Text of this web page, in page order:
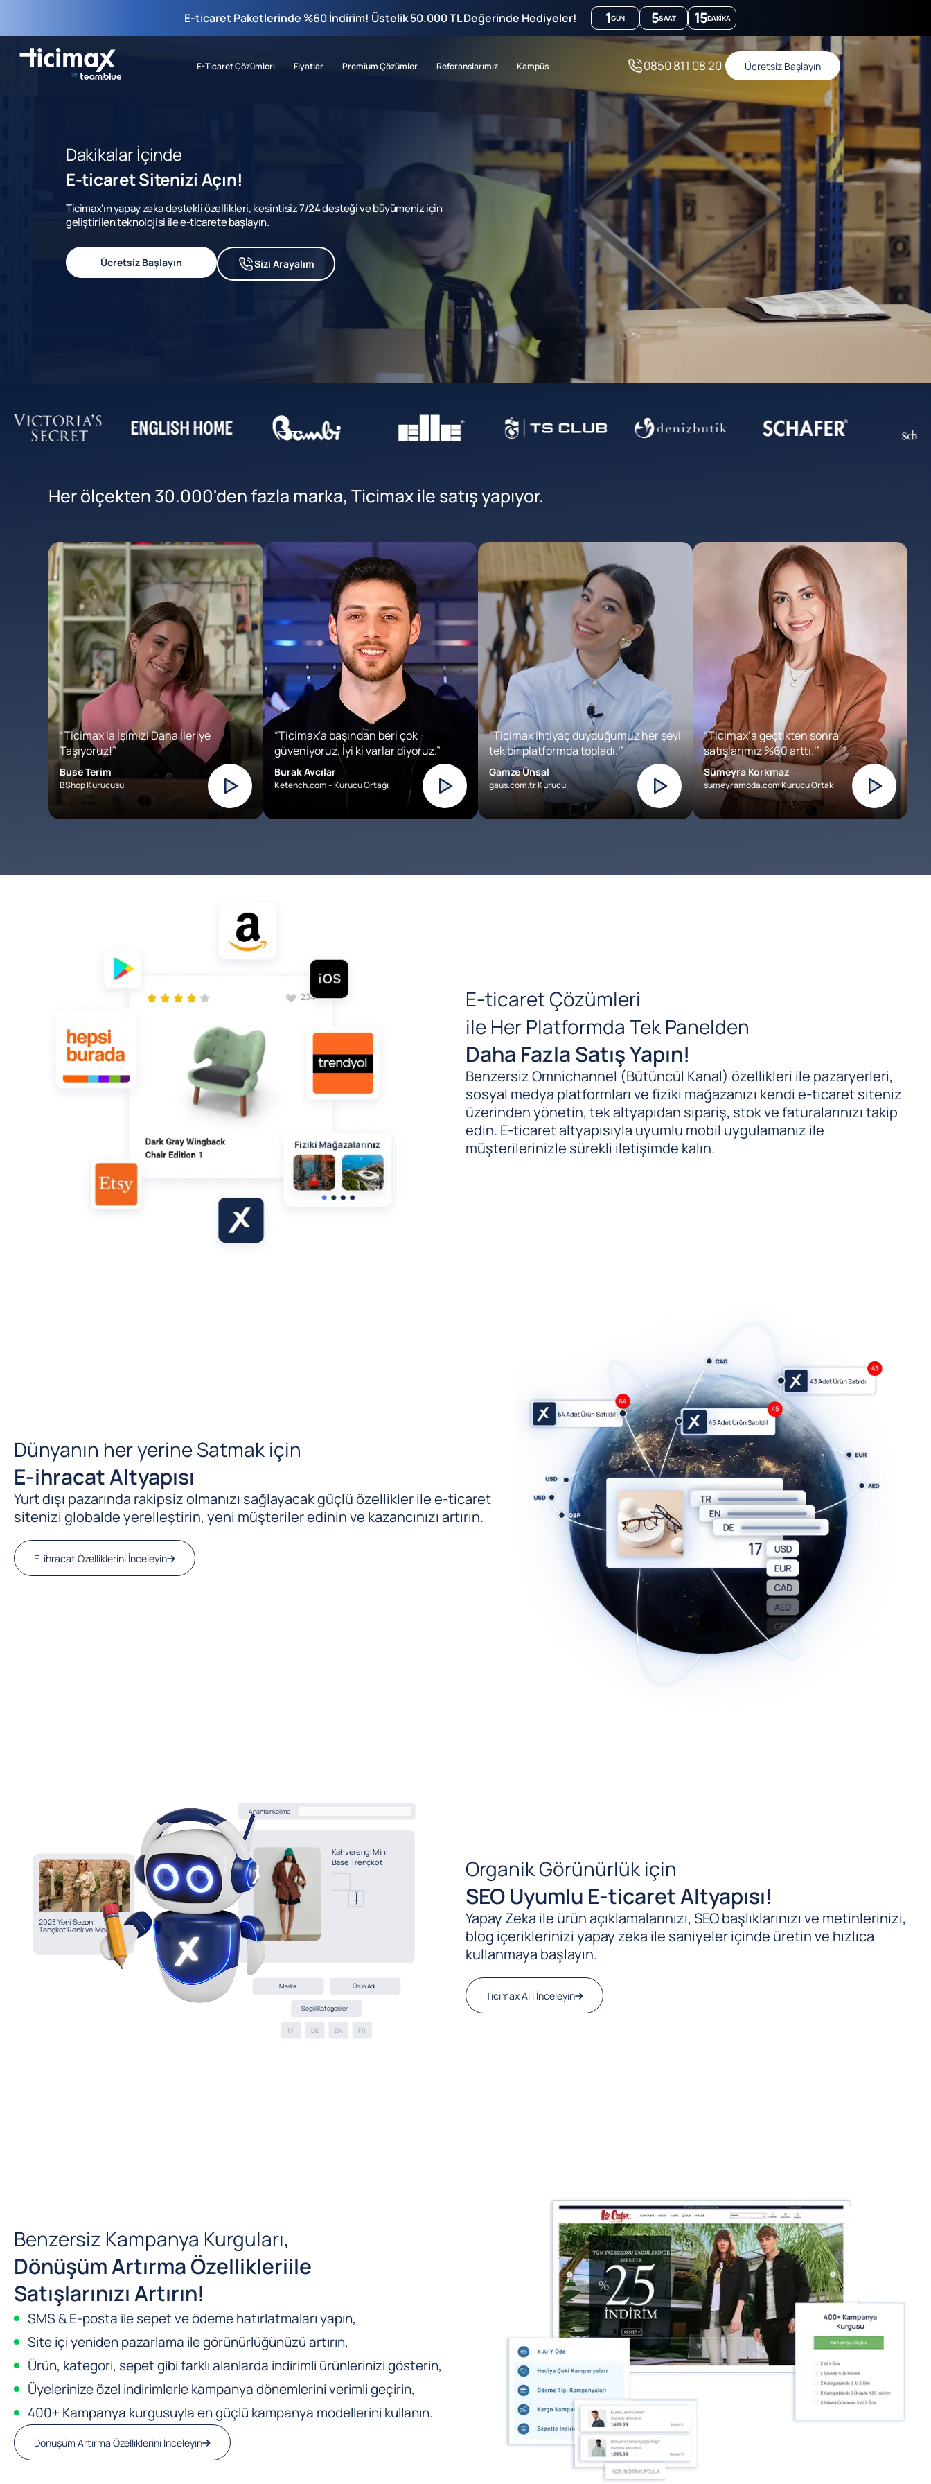
E-ticaret Paketlerinde %60 İndirim! Üstelik 50.000 TL Değerinde Hediyeler! 1GÜN 5SAAT 15DAKIKA
E-Ticaret Çözümleri Fiyatlar Premium Çözümler Referanslarımız Kampüs 0850 811 08 20 Ücretsiz Başlayın
Dakikalar İçinde
E-ticaret Sitenizi Açın!
Ticimax'ın yapay zeka destekli özellikleri, kesintisiz 7/24 desteği ve büyümeniz için
geliştirilen teknolojisi ile e-ticarete başlayın.
Ücretsiz Başlayın Sizi Arayalım
Her ölçekten 30.000'den fazla marka, Ticimax ile satış yapıyor.
“Ticimax'la İşimizi Daha İleriye
Taşıyoruz!”
Buse Terim
BShop Kurucusu
“Ticimax'a başından beri çok
güveniyoruz. İyi ki varlar diyoruz.”
Burak Avcılar
Ketench.com – Kurucu Ortağı
“Ticimax ihtiyaç duyduğumuz her şeyi
tek bir platformda topladı.’’
Gamze Ünsal
gaus.com.tr Kurucu
“Ticimax’a geçtikten sonra
satışlarımız %60 arttı.’’
Sümeyra Korkmaz
sumeyramoda.com Kurucu Ortak
E-ticaret Çözümleri
ile Her Platformda Tek Panelden
Daha Fazla Satış Yapın!
Benzersiz Omnichannel (Bütüncül Kanal) özellikleri ile pazaryerleri,
sosyal medya platformları ve fiziki mağazanızı kendi e-ticaret siteniz
üzerinden yönetin, tek altyapıdan sipariş, stok ve faturalarınızı takip
edin. E-ticaret altyapısıyla uyumlu mobil uygulamanız ile
müşterilerinizle sürekli iletişimde kalın.
Dünyanın her yerine Satmak için
E-ihracat Altyapısı
Yurt dışı pazarında rakipsiz olmanızı sağlayacak güçlü özellikler ile e-ticaret
sitenizi globalde yerelleştirin, yeni müşteriler edinin ve kazancınızı artırın.
E-ihracat Özelliklerini İnceleyin
Organik Görünürlük için
SEO Uyumlu E-ticaret Altyapısı!
Yapay Zeka ile ürün açıklamalarınızı, SEO başlıklarınızı ve metinlerinizi,
blog içeriklerinizi yapay zeka ile saniyeler içinde üretin ve hızlıca
kullanmaya başlayın.
Ticimax AI’ı İnceleyin
Benzersiz Kampanya Kurguları,
Dönüşüm Artırma Özellikleriile
Satışlarınızı Artırın!
SMS & E-posta ile sepet ve ödeme hatırlatmaları yapın,
Site içi yeniden pazarlama ile görünürlüğünüzü artırın,
Ürün, kategori, sepet gibi farklı alanlarda indirimli ürünlerinizi gösterin,
Üyelerinize özel indirimlerle kampanya dönemlerini verimli geçirin,
400+ Kampanya kurgusuyla en güçlü kampanya modellerini kullanın.
Dönüşüm Artırma Özelliklerini İnceleyin